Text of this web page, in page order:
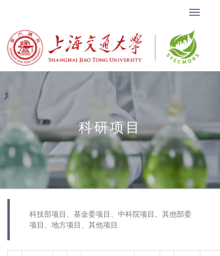
科研项目
科技部项目、基金委项目、中科院项目、其他部委
项目、地方项目、其他项目